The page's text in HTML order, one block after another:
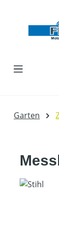
Garten
Bildergalerie